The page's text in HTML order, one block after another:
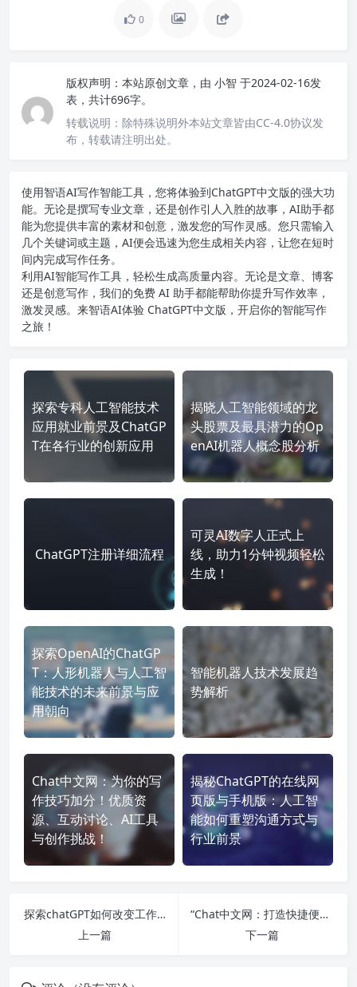
0
版权声明： 本站原创文章，由 小智 于2024-02-16发
表，共计696字。
转载说明： 除特殊说明外本站文章皆由CC-4.0协议发
布，转载请注明出处。
使用智语AI写作智能工具，您将体验到ChatGPT中文版的强大功
能。无论是撰写专业文章，还是创作引人入胜的故事，AI助手都
能为您提供丰富的素材和创意，激发您的写作灵感。您只需输入
几个关键词或主题，AI便会迅速为您生成相关内容，让您在短时
间内完成写作任务。
利用AI智能写作工具，轻松生成高质量内容。无论是文章、博客
还是创意写作，我们的免费 AI 助手都能帮助你提升写作效率，
激发灵感。来智语AI体验 ChatGPT中文版 ，开启你的智能写作
之旅！
探索专科人工智能技术
应用就业前景及ChatGP
T在各行业的创新应用
揭晓人工智能领域的龙
头股票及最具潜力的Op
enAI机器人概念股分析
ChatGPT注册详细流程
可灵AI数字人正式上
线，助力1分钟视频轻松
生成！
探索OpenAI的ChatGP
T：人形机器人与人工智
能技术的未来前景与应
用朝向
智能机器人技术发展趋
势解析
Chat中文网：为你的写
作技巧加分！优质资
源、互动讨论、AI工具
与创作挑战！
揭秘ChatGPT的在线网
页版与手机版：人工智
能如何重塑沟通方式与
行业前景
探索chatGPT如何改变工作与社交方式
上一篇
“Chat中文网：打造快捷便利的在线聊天体验”
下一篇